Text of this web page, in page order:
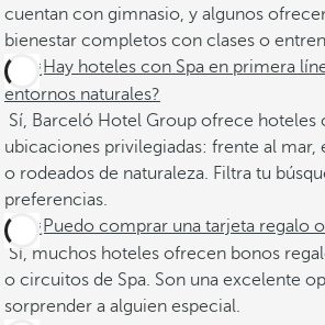
cuentan con gimnasio, y algunos
bienestar completos con clases o
¿Hay hoteles con Spa en primera
entornos naturales?
Sí, Barceló Hotel Group ofrece hoteles
ubicaciones privilegiadas: frente al mar,
o rodeados de naturaleza. Filtra tu
preferencias.
¿Puedo comprar una tarjeta regalo
Sí, muchos hoteles ofrecen bonos
o circuitos de Spa. Son una excelente
sorprender a alguien especial.